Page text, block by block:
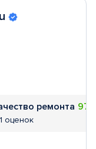
ремонта
оценок